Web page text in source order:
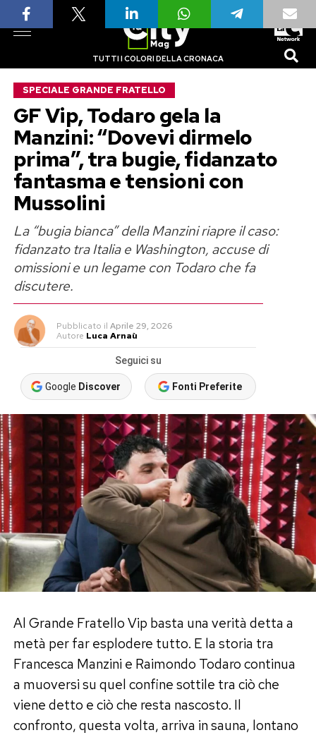
TUTTI I COLORI DELLA CRONACA
SPECIALE GRANDE FRATELLO
GF Vip, Todaro gela la
Manzini: “Dovevi dirmelo
prima”, tra bugie, fidanzato
fantasma e tensioni con
Mussolini
La “bugia bianca” della Manzini riapre il caso:
fidanzato tra Italia e Washington, accuse di
omissioni e un legame con Todaro che fa
discutere.
Pubblicato il Aprile 29, 2026
Autore Luca Arnaù
Seguici su
Google Discover Fonti Preferite
Al Grande Fratello Vip basta una verità detta a
metà per far esplodere tutto. E la storia tra
Francesca Manzini e Raimondo Todaro continua
a muoversi su quel confine sottile tra ciò che
viene detto e ciò che resta nascosto. Il
confronto, questa volta, arriva in sauna, lontano